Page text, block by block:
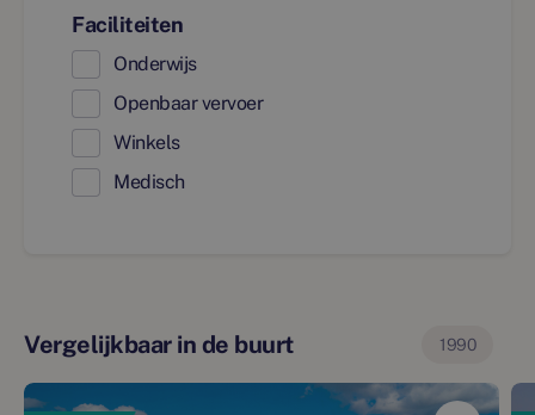
Faciliteiten
Onderwijs
Openbaar vervoer
Winkels
Medisch
Vergelijkbaar in de buurt 1990